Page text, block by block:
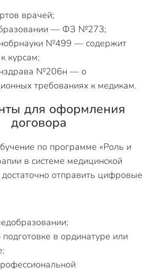
врачей;
— ФЗ №273;
№499 — содержит
курсам;
№206н — о
требованиях к медикам.
для оформления
договора
по программе «Роль и
в системе медицинской
отправить цифровые
в ординатуре или